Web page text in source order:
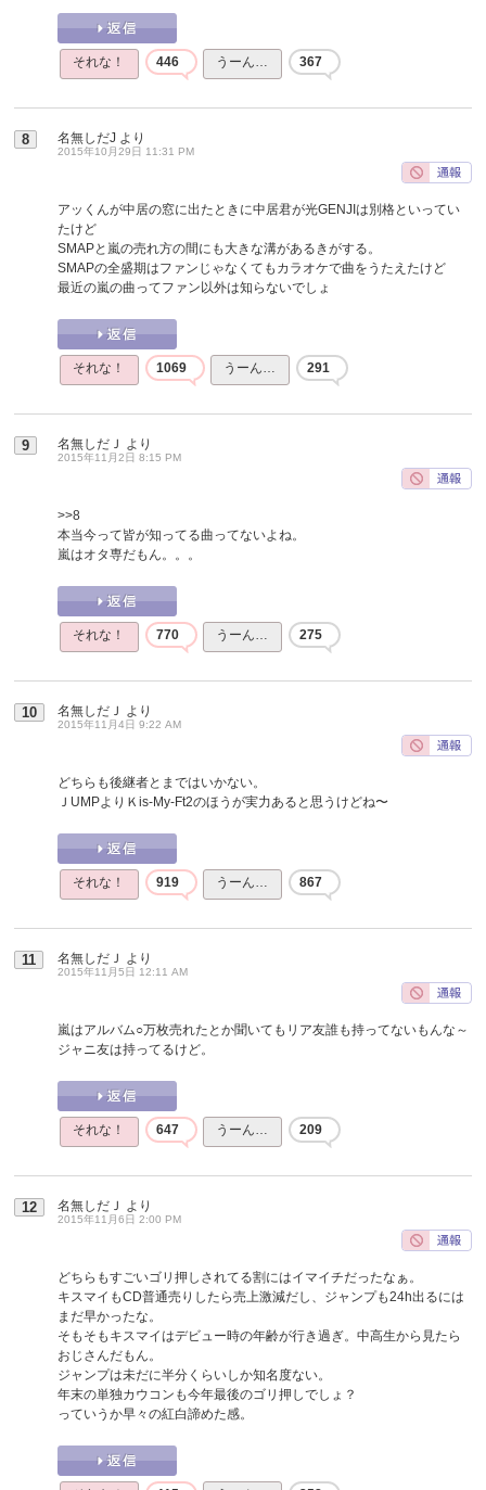
それな！ 446 うーん… 367
8 名無しだJ より
2015年10月29日 11:31 PM
アッくんが中居の窓に出たときに中居君が光GENJIは別格といってい
たけど
SMAPと嵐の売れ方の間にも大きな溝があるきがする。
SMAPの全盛期はファンじゃなくてもカラオケで曲をうたえたけど
最近の嵐の曲ってファン以外は知らないでしょ
それな！ 1069 うーん… 291
9 名無しだＪ より
2015年11月2日 8:15 PM
>>8
本当今って皆が知ってる曲ってないよね。
嵐はオタ専だもん。。。
それな！ 770 うーん… 275
10 名無しだＪ より
2015年11月4日 9:22 AM
どちらも後継者とまではいかない。
ＪUMPよりＫis-My-Ft2のほうが実力あると思うけどね〜
それな！ 919 うーん… 867
11 名無しだＪ より
2015年11月5日 12:11 AM
嵐はアルバム○万枚売れたとか聞いてもリア友誰も持ってないもんな～
ジャニ友は持ってるけど。
それな！ 647 うーん… 209
12 名無しだＪ より
2015年11月6日 2:00 PM
どちらもすごいゴリ押しされてる割にはイマイチだったなぁ。
キスマイもCD普通売りしたら売上激減だし、ジャンプも24h出るには
まだ早かったな。
そもそもキスマイはデビュー時の年齢が行き過ぎ。中高生から見たら
おじさんだもん。
ジャンプは未だに半分くらいしか知名度ない。
年末の単独カウコンも今年最後のゴリ押しでしょ？
っていうか早々の紅白諦めた感。